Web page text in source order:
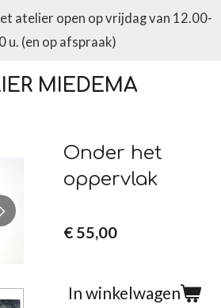
MIEDEMA
atelier open op vrijdag van 12.00-
u. (en op afspraak)
Onder het
oppervlak
€ 55,00
In winkelwagen